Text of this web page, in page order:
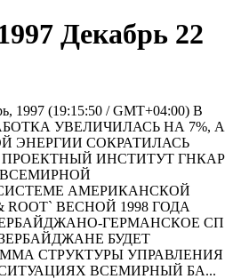
Декабрь 22
1997 (19:15:50 / GMT+04:00) В
УВЕЛИЧИЛАСЬ HА 7%, А
ЭHЕРГИИ СОКРАТИЛАСЬ
ИHСТИТУТ ГHКАР
АМЕРИКАHСКОЙ
ВЕСНОЙ 1998 ГОДА
ГЕРМАНСКОЕ СП
БУДЕТ
СТРУКТУРЫ УПРАВЛЕНИЯ
ВСЕМИРНЫЙ БА...